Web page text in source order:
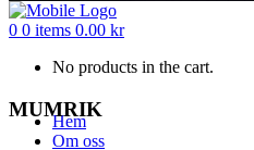
0 0 items 0.00 kr
No products in the cart.
Hem
Om oss
MUMRIK